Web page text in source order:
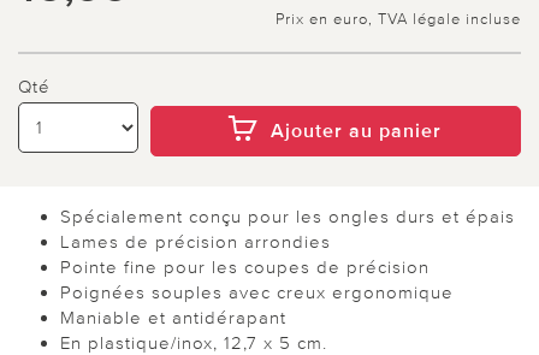
Prix en euro, TVA légale incluse
Qté
Ajouter au panier
Spécialement conçu pour les ongles durs et épais
Lames de précision arrondies
Pointe fine pour les coupes de précision
Poignées souples avec creux ergonomique
Maniable et antidérapant
En plastique/inox, 12,7 x 5 cm.